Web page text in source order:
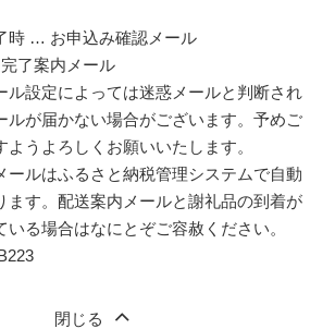
時 … お申込み確認メール
了案内メール
設定によっては迷惑メールと判断され
ルが届かない場合がございます。予めご
ようよろしくお願いいたします。
ルはふるさと納税管理システムで自動
ます。配送案内メールと謝礼品の到着が
る場合はなにとぞご容赦ください。
閉じる